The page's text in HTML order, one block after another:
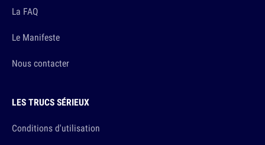
La FAQ
Le Manifeste
Nous contacter
LES TRUCS SÉRIEUX
Conditions d'utilisation